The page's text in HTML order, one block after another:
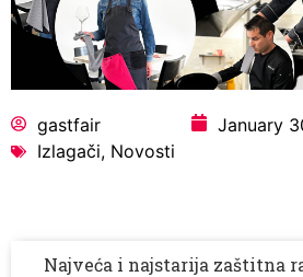
gastfair
January
Izlagači, Novosti
Najveća i najstarija zaštitna